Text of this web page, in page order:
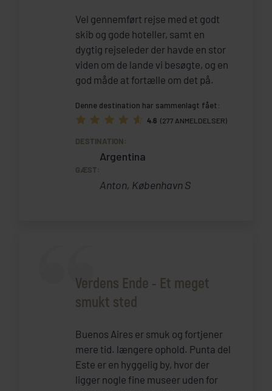
Vel gennemført rejse med et godt
skib og gode hoteller, samt en
dygtig rejseleder der havde en stor
viden om de lande vi besøgte, og en
god måde at fortælle om det på.
Denne destination har sammenlagt fået:
4.6 (277 ANMELDELSER)
DESTINATION:
Argentina
GÆST:
Anton, København S
Verdens Ende - Et meget
smukt sted
Buenos Aires er smuk og fortjener
mere tid. længere ophold. Punta del
Este er en hyggelig by, hvor der
ligger nogle fine museer uden for